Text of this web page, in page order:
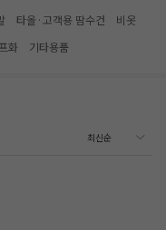
타올·고객용 땀수건
비옷
화 기타용품